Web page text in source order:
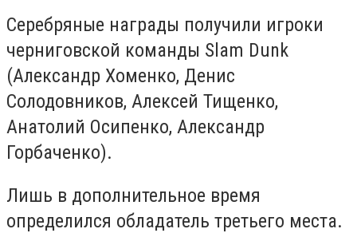
Серебряные награды получили игроки
черниговской команды Slam Dunk
(Александр Хоменко, Денис
Солодовников, Алексей Тищенко,
Анатолий Осипенко, Александр
Горбаченко).
Лишь в дополнительное время
определился обладатель третьего места.